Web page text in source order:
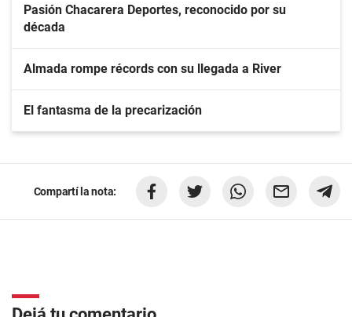
Pasión Chacarera Deportes, reconocido por su
década
Almada rompe récords con su llegada a River
El fantasma de la precarización
Compartí la nota: